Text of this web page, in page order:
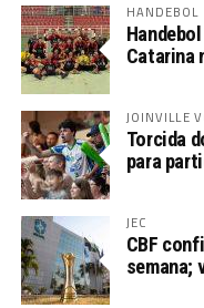
HANDEBOL
Catarina
JOINVILLE
Torcida
para
JEC
CBF
semana;